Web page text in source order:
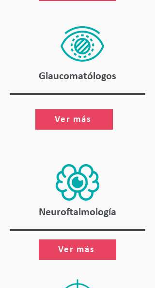
Glaucomatólogos
Ver más
Neuroftalmología
Ver más